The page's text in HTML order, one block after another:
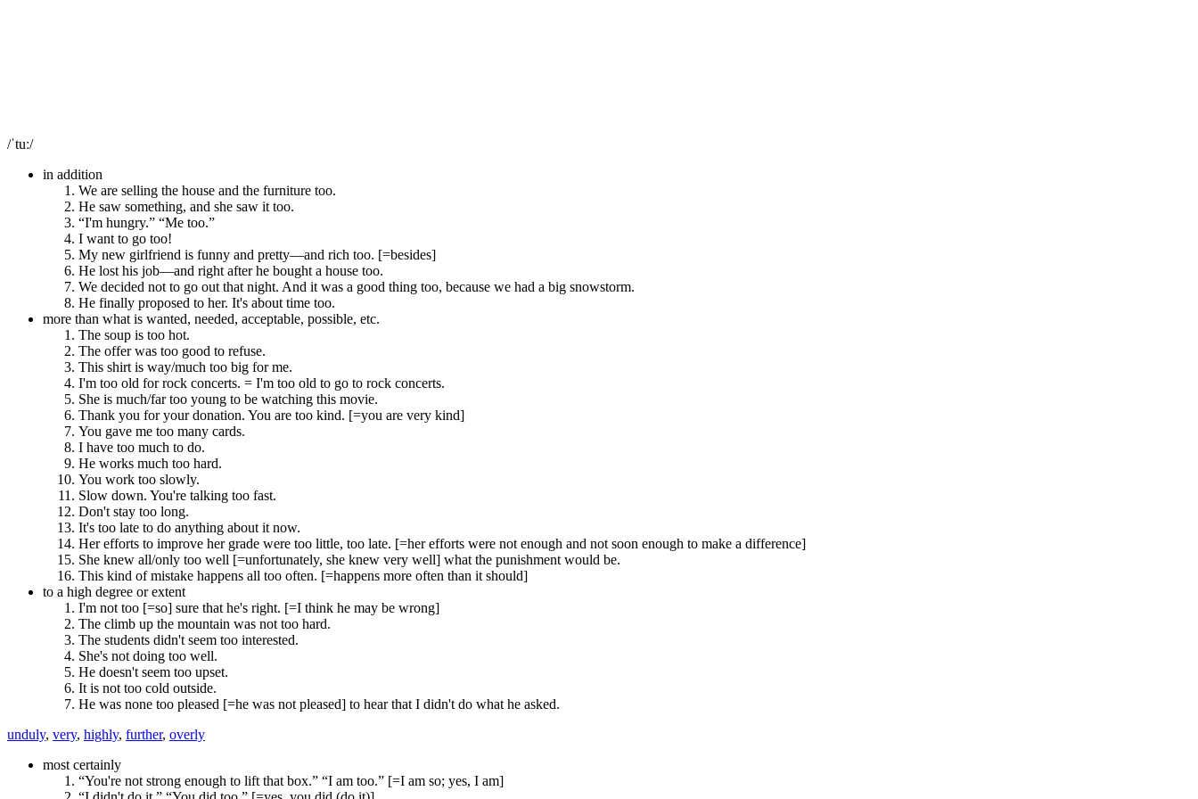
/ˈtuː/
in addition
We are selling the house and the furniture too.
He saw something, and she saw it too.
“I'm hungry.” “Me too.”
I want to go too!
My new girlfriend is funny and pretty—and rich too. [=besides]
He lost his job—and right after he bought a house too.
We decided not to go out that night. And it was a good thing too, because we had a big snowstorm.
He finally proposed to her. It's about time too.
more than what is wanted, needed, acceptable, possible, etc.
The soup is too hot.
The offer was too good to refuse.
This shirt is way/much too big for me.
I'm too old for rock concerts. = I'm too old to go to rock concerts.
She is much/far too young to be watching this movie.
Thank you for your donation. You are too kind. [=you are very kind]
You gave me too many cards.
I have too much to do.
He works much too hard.
You work too slowly.
Slow down. You're talking too fast.
Don't stay too long.
It's too late to do anything about it now.
Her efforts to improve her grade were too little, too late. [=her efforts were not enough and not soon enough to make a difference]
She knew all/only too well [=unfortunately, she knew very well] what the punishment would be.
This kind of mistake happens all too often. [=happens more often than it should]
to a high degree or extent
I'm not too [=so] sure that he's right. [=I think he may be wrong]
The climb up the mountain was not too hard.
The students didn't seem too interested.
She's not doing too well.
He doesn't seem too upset.
It is not too cold outside.
He was none too pleased [=he was not pleased] to hear that I didn't do what he asked.
unduly, very, highly, further, overly
most certainly
“You're not strong enough to lift that box.” “I am too.” [=I am so; yes, I am]